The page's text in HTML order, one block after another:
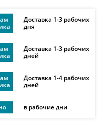
Доставка 1-3 рабочих
дня
Доставка 1-3 рабочих
дней
Доставка 1-4 рабочих
дней
в рабочие дни